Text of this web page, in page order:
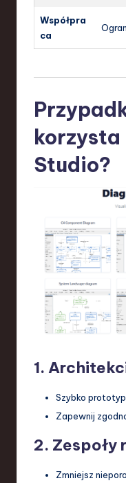
Współpra
ca
korzysta
Studio?
1.
Szybko
Zapewnij
2. Zespoły
Zmniejsz